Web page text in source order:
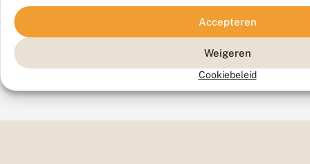
Accepteren
Weigeren
Cookiebeleid
Balkan.